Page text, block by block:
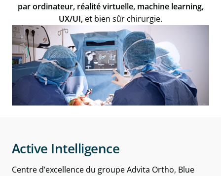
par ordinateur, réalité virtuelle, machine learning,
UX/UI, et bien sûr chirurgie.
Active Intelligence
Centre d’excellence du groupe Advita Ortho, Blue